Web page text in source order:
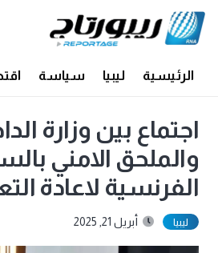
الرئيسية ليبيا سياسة
اجتماع بين وزارة
والملحق الامني
الفرنسية لاعادة
ليبيا أبريل 21, 2025